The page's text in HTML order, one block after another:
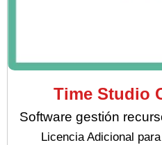
Time Studio
Software gestión
Licencia Adicional